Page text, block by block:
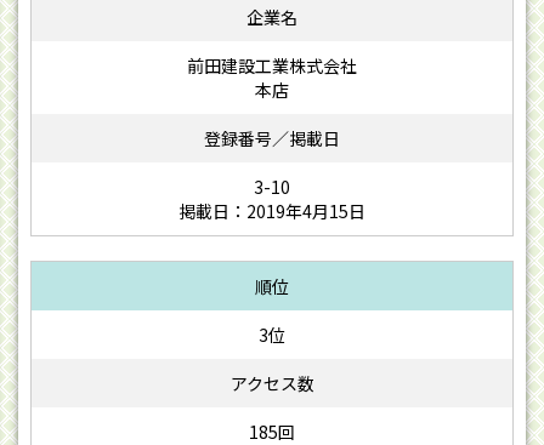
前田建設工業株式会社
本店
3-10
掲載日：2019年4月15日
3位
185回